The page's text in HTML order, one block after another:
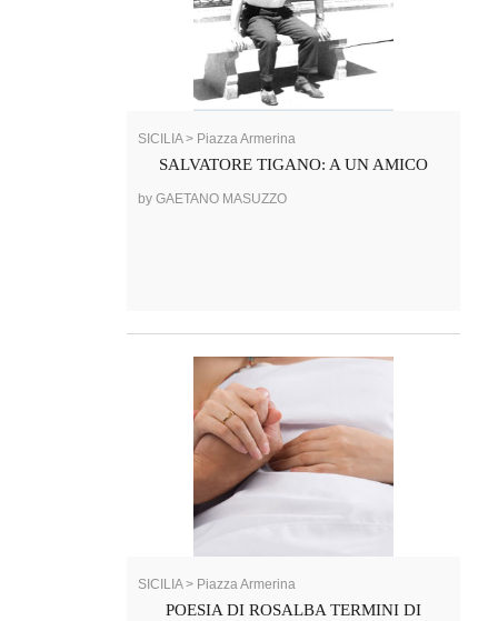
SICILIA > Piazza Armerina
SALVATORE TIGANO: A UN AMICO
by GAETANO MASUZZO
SICILIA > Piazza Armerina
POESIA DI ROSALBA TERMINI DI